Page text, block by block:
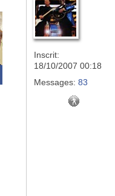
Inscrit:
18/10/2007 00:18
Messages: 83